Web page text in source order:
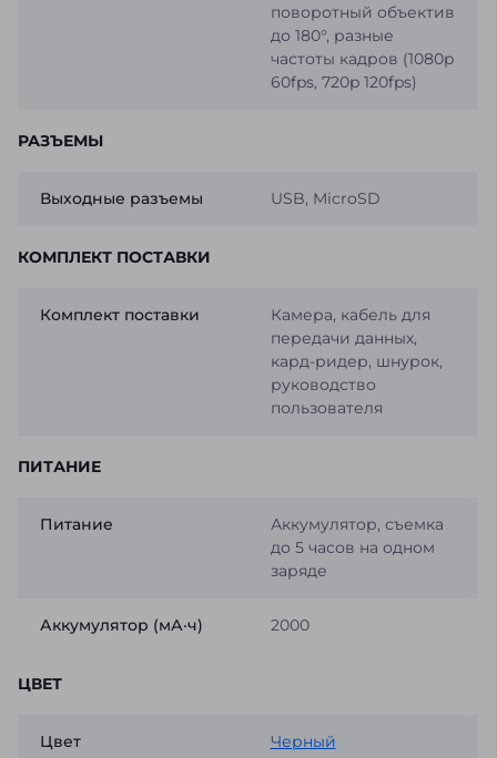
поворотный объектив
до 180°, разные
частоты кадров (1080p
60fps, 720p 120fps)
РАЗЪЕМЫ
Выходные разъемы USB, MicroSD
КОМПЛЕКТ ПОСТАВКИ
Комплект поставки
Камера, кабель для
передачи данных,
кард-ридер, шнурок,
руководство
пользователя
ПИТАНИЕ
Питание
Аккумулятор, съемка
до 5 часов на одном
заряде
Аккумулятор (мА·ч) 2000
ЦВЕТ
Цвет Черный